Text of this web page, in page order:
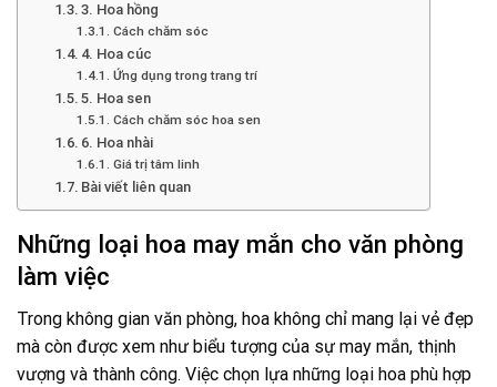
3. Hoa hồng
Cách chăm sóc
4. Hoa cúc
Ứng dụng trong trang trí
5. Hoa sen
Cách chăm sóc hoa sen
6. Hoa nhài
Giá trị tâm linh
Bài viết liên quan
Những loại hoa may mắn cho văn phòng
làm việc
Trong không gian văn phòng, hoa không chỉ mang lại vẻ đẹp
mà còn được xem như biểu tượng của sự may mắn, thịnh
vượng và thành công. Việc chọn lựa những loại hoa phù hợp